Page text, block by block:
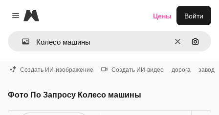
Close menu
Magnific
ОчиститьПоиск
Цены Войти
Создать ИИ-изображение Создать ИИ-видео дорога завод
Фото По Запросу Колесо машины